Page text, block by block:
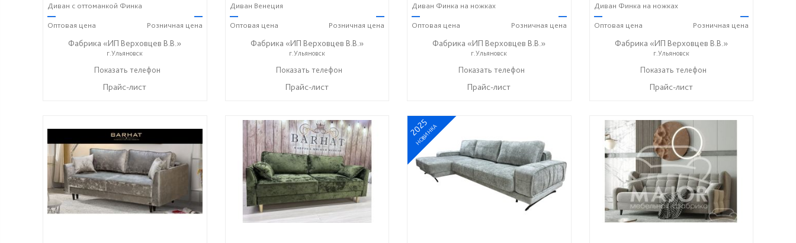
Диван с оттоманкой Финка
—
Оптовая цена
—
Розничная цена
Фабрика «ИП Верховцев В.В.»
г.Ульяновск
8-987-637-27-82
Показать телефон
Прайс-лист
Диван Венеция
—
Оптовая цена
—
Розничная цена
Фабрика «ИП Верховцев В.В.»
г.Ульяновск
8-987-637-27-82
Показать телефон
Прайс-лист
Диван Финка на ножках
—
Оптовая цена
—
Розничная цена
Фабрика «ИП Верховцев В.В.»
г.Ульяновск
8-987-637-27-82
Показать телефон
Прайс-лист
Диван Финка на ножках
—
Оптовая цена
—
Розничная цена
Фабрика «ИП Верховцев В.В.»
г.Ульяновск
8-987-637-27-82
Показать телефон
Прайс-лист
2025
НОВИНКА